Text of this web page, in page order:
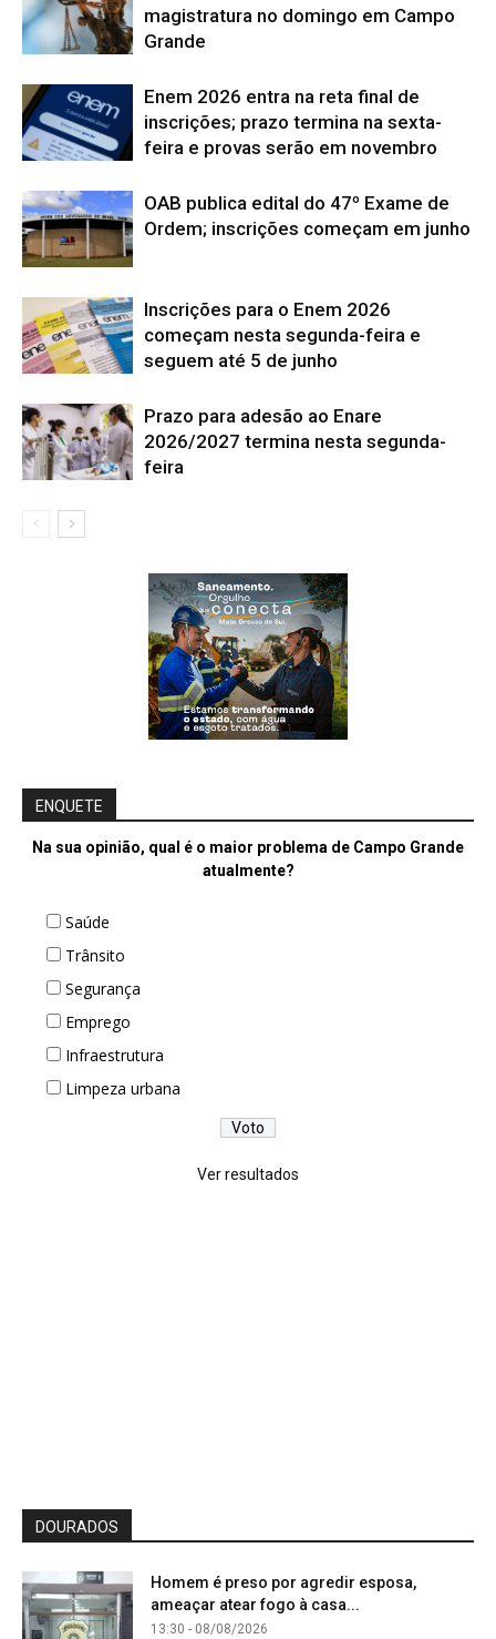
magistratura no domingo em Campo
Grande
Enem 2026 entra na reta final de
inscrições; prazo termina na sexta-
feira e provas serão em novembro
OAB publica edital do 47º Exame de
Ordem; inscrições começam em junho
Inscrições para o Enem 2026
começam nesta segunda-feira e
seguem até 5 de junho
Prazo para adesão ao Enare
2026/2027 termina nesta segunda-
feira
ENQUETE
Na sua opinião, qual é o maior problema de Campo Grande
atualmente?
Saúde
Trânsito
Segurança
Emprego
Infraestrutura
Limpeza urbana
Ver resultados
DOURADOS
Homem é preso por agredir esposa,
ameaçar atear fogo à casa...
13:30 - 08/08/2026